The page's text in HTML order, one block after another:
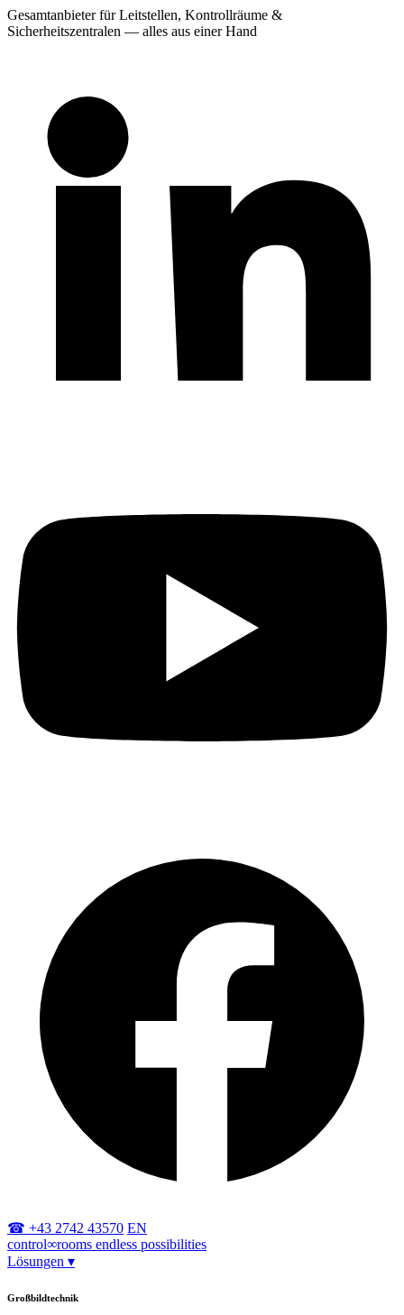
Gesamtanbieter für Leitstellen, Kontrollräume &
Sicherheitszentralen — alles aus einer Hand
☎ +43 2742 43570 EN
control∞rooms endless possibilities
Lösungen ▾
Großbildtechnik